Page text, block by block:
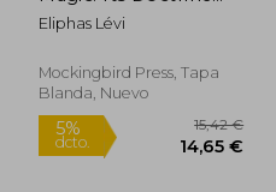
and Ritual (en Inglés)
Eliphas Lévi
Mockingbird Press, Tapa
Blanda, Nuevo